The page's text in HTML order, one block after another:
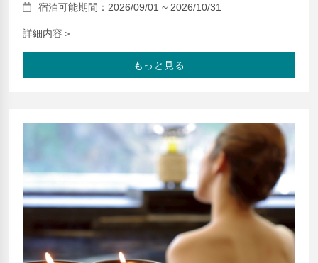
宿泊可能期間：2026/09/01 ~ 2026/10/31
詳細内容＞
もっと見る